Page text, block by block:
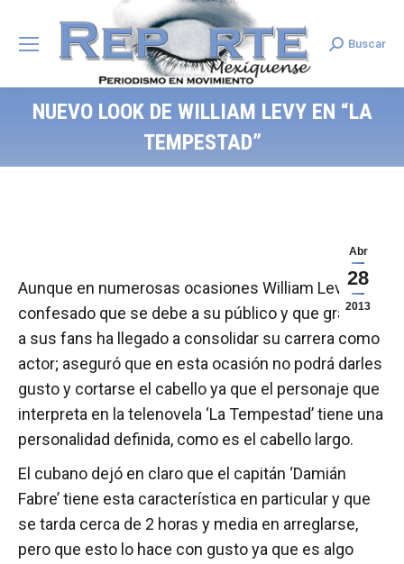
Search:
Buscar
NUEVO LOOK DE WILLIAM LEVY EN “LA
TEMPESTAD”
Abr
28
2013
Aunque en numerosas ocasiones William Levy ha
confesado que se debe a su público y que gracias
a sus fans ha llegado a consolidar su carrera como
actor; aseguró que en esta ocasión no podrá darles
gusto y cortarse el cabello ya que el personaje que
interpreta en la telenovela ‘La Tempestad’ tiene una
personalidad definida, como es el cabello largo.
El cubano dejó en claro que el capitán ‘Damián
Fabre’ tiene esta característica en particular y que
se tarda cerca de 2 horas y media en arreglarse,
pero que esto lo hace con gusto ya que es algo